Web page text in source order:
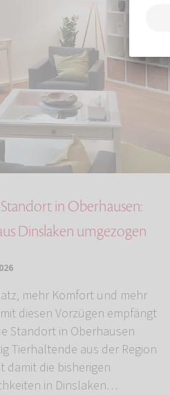
in Oberhausen:
Dinslaken umgezogen
mehr Komfort und mehr
diesen Vorzügen empfängt
Standort in Oberhausen
Tierhaltende aus der Region
damit die bisherigen
in Dinslaken…